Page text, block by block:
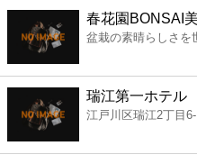
コンビニ
薬局
スーパー
春花園BONSAI
盆栽の素晴らしさを
瑞江第一ホテル
江戸川区瑞江2丁目